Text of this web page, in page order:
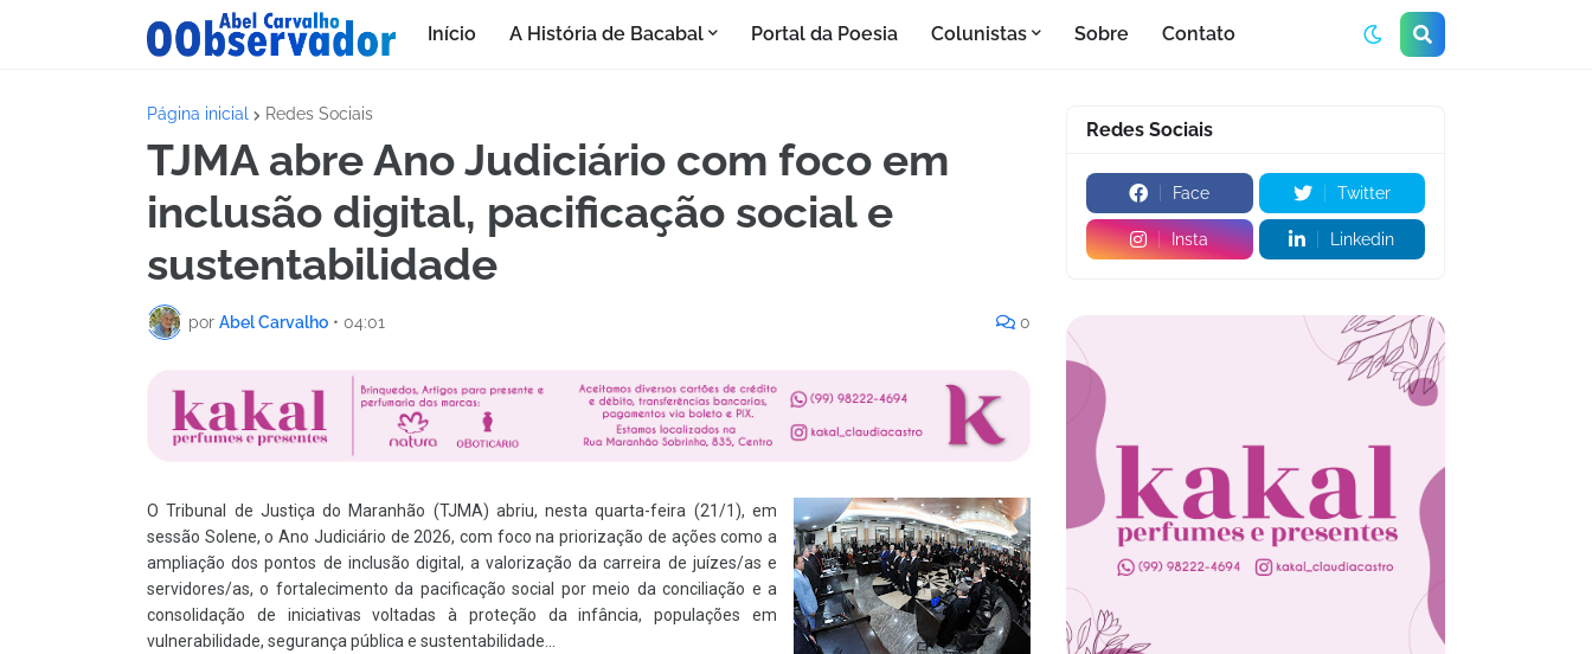
Início A História de Bacabal Portal da Poesia Colunistas Sobre Contato
Página inicial Redes Sociais
TJMA abre Ano Judiciário com foco em
inclusão digital, pacificação social e
sustentabilidade
por Abel Carvalho • 04:01 0
O Tribunal de Justiça do Maranhão (TJMA) abriu, nesta quarta-feira (21/1), em
sessão Solene, o Ano Judiciário de 2026, com foco na priorização de ações como a
ampliação dos pontos de inclusão digital, a valorização da carreira de juízes/as e
servidores/as, o fortalecimento da pacificação social por meio da conciliação e a
consolidação de iniciativas voltadas à proteção da infância, populações em
vulnerabilidade, segurança pública e sustentabilidade...
Redes Sociais
Face Twitter
Insta Linkedin